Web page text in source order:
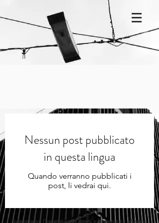
Nessun post pubblicato
in questa lingua
Quando verranno pubblicati i
post, li vedrai qui.
Supportiamo l'espansione all'estero e l'espansione all'estero